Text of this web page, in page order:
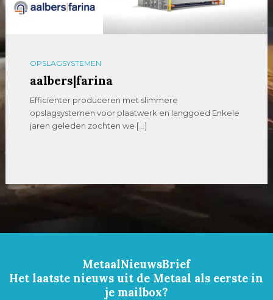
OPSLAGSYSTEMEN
aalbers|farina
Efficiënter produceren met slimmere
opslagsystemen voor plaatwerk en langgoed Enkele
jaren geleden zochten we […]
MetaalNieuwsBrief
Het laatste nieuws uit de Metaal als eerste in
je mailbox?